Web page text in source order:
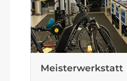
Meisterwerkstatt